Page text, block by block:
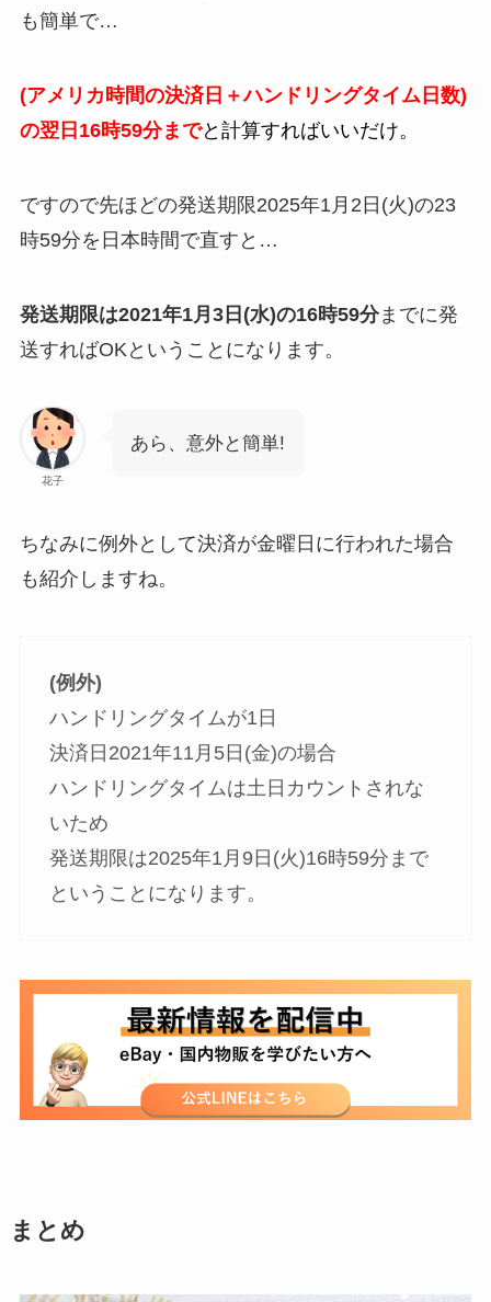
も簡単で…
(アメリカ時間の決済日＋ハンドリングタイム日数)
の翌日16時59分までと計算すればいいだけ。
ですので先ほどの発送期限2025年1月2日(火)の23
時59分を日本時間で直すと…
発送期限は2021年1月3日(水)の16時59分までに発
送すればOKということになります。
花子
あら、意外と簡単!
ちなみに例外として決済が金曜日に行われた場合
も紹介しますね。
(例外)
ハンドリングタイムが1日
決済日2021年11月5日(金)の場合
ハンドリングタイムは土日カウントされな
いため
発送期限は2025年1月9日(火)16時59分まで
ということになります。
まとめ